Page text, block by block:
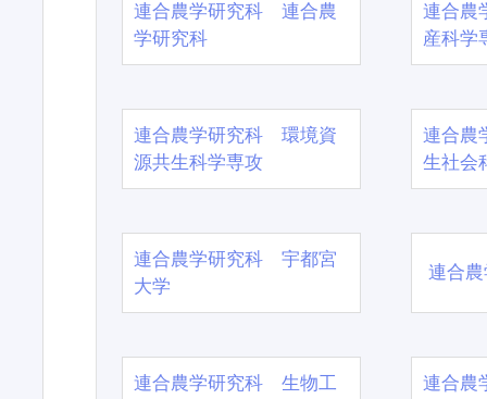
連合農学研究科 連合農
学研究科
連合農
産科学
連合農学研究科 環境資
源共生科学専攻
連合農
生社会
連合農学研究科 宇都宮
大学
連合
連合農学研究科 生物工
連合農